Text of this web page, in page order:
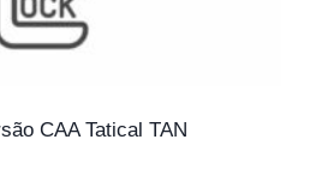
CAA Tatical TAN